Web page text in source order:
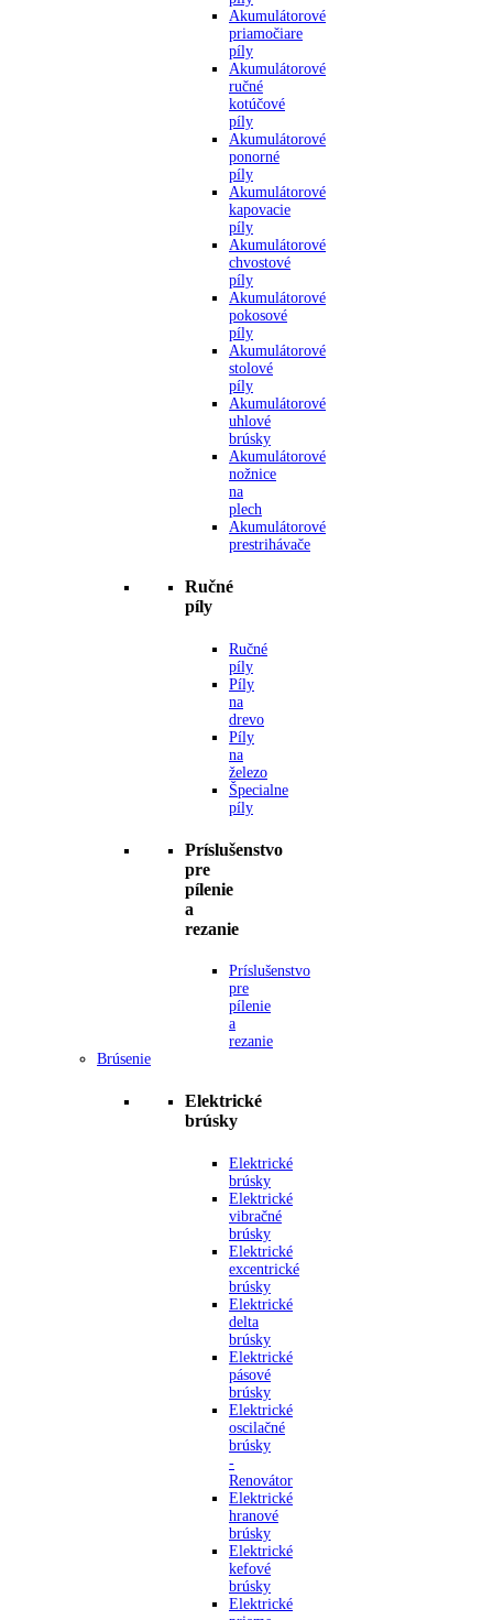
Akumulátorové
priamočiare
píly
Akumulátorové
ručné
kotúčové
píly
Akumulátorové
ponorné
píly
Akumulátorové
kapovacie
píly
Akumulátorové
chvostové
píly
Akumulátorové
pokosové
píly
Akumulátorové
stolové
píly
Akumulátorové
uhlové
brúsky
Akumulátorové
nožnice
na
plech
Akumulátorové
prestrihávače
Ručné
píly
Ručné
píly
Píly
na
drevo
Píly
na
železo
Špecialne
píly
Príslušenstvo
pre
pílenie
a
rezanie
Príslušenstvo
pre
pílenie
a
rezanie
Brúsenie
Elektrické
brúsky
Elektrické
brúsky
Elektrické
vibračné
brúsky
Elektrické
excentrické
brúsky
Elektrické
delta
brúsky
Elektrické
pásové
brúsky
Elektrické
oscilačné
brúsky
-
Renovátor
Elektrické
hranové
brúsky
Elektrické
kefové
brúsky
Elektrické